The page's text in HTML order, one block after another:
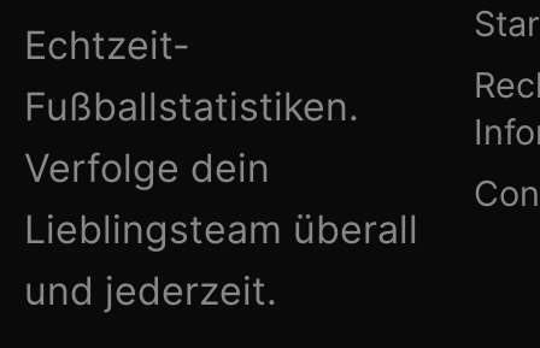
Echtzeit-
Fußballstatistiken.
Verfolge dein
Lieblingsteam überall
und jederzeit.